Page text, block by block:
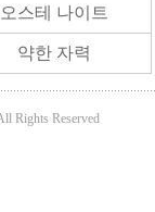
오스테 나이트
약한 자력
Rights Reserved